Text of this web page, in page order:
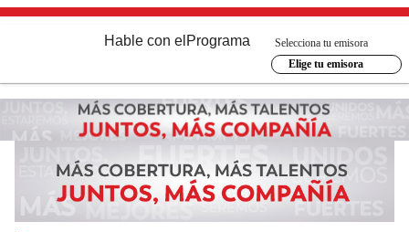
Hable con el Programa
Selecciona tu emisora
Elige tu emisora